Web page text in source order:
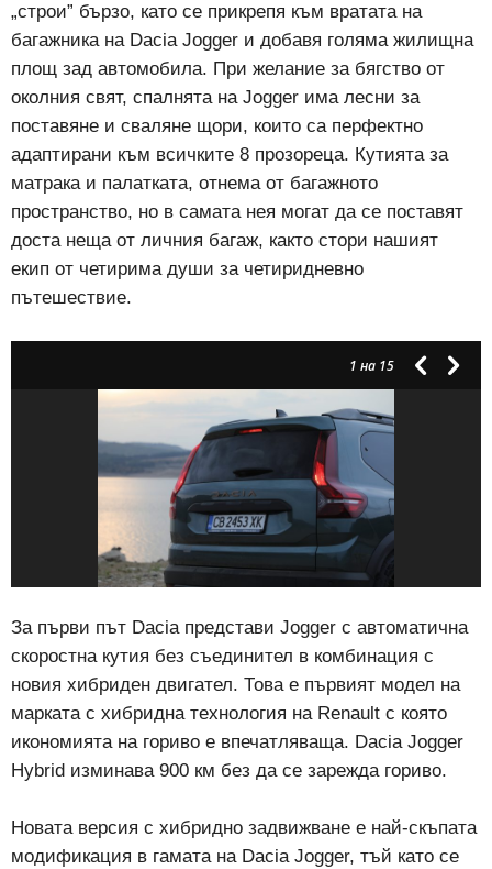
„строи” бързо, като се прикрепя към вратата на
багажника на Dacia Jogger и добавя голяма жилищна
площ зад автомобила. При желание за бягство от
околния свят, спалнята на Jogger има лесни за
поставяне и сваляне щори, които са перфектно
адаптирани към всичките 8 прозореца. Кутията за
матрака и палатката, отнема от багажното
пространство, но в самата нея могат да се поставят
доста неща от личния багаж, както стори нашият
екип от четирима души за четиридневно
пътешествие.
1 на 15
За първи път Dacia представи Jogger с автоматична
скоростна кутия без съединител в комбинация с
новия хибриден двигател. Това е първият модел на
марката с хибридна технология на Renault с която
икономията на гориво е впечатляваща. Dacia Jogger
Hybrid изминава 900 км без да се зарежда гориво.
Новата версия с хибридно задвижване е най-скъпата
модификация в гамата на Dacia Jogger, тъй като се